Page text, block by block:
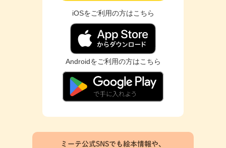
iOSをご利用の方はこちら
Androidをご利用の方はこちら
ミーテ公式SNSでも絵本情報や、